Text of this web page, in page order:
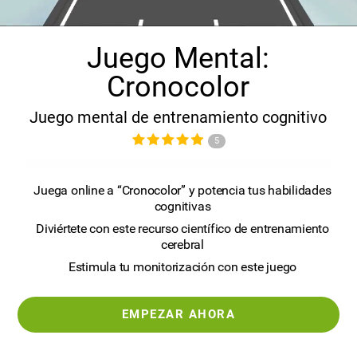
Juego Mental:
Cronocolor
Juego mental de entrenamiento cognitivo
5
Juega online a “Cronocolor” y potencia tus habilidades
cognitivas
Diviértete con este recurso científico de entrenamiento
cerebral
Estimula tu monitorización con este juego
EMPEZAR AHORA